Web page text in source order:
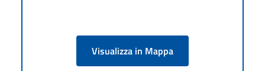
Visualizza in Mappa